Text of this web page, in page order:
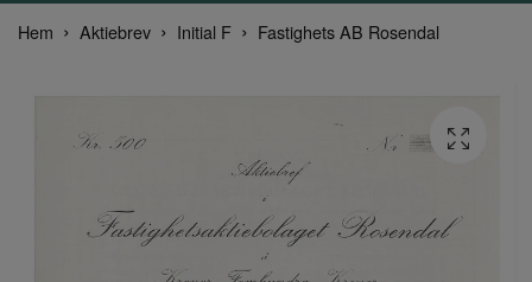
Hem Aktiebrev Initial F Fastighets AB Rosendal